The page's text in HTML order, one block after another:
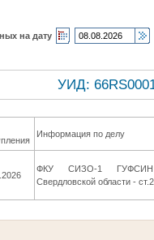
на дату
УИД:
Информация по делу
ФКУ СИЗО-1
Свердловской области -